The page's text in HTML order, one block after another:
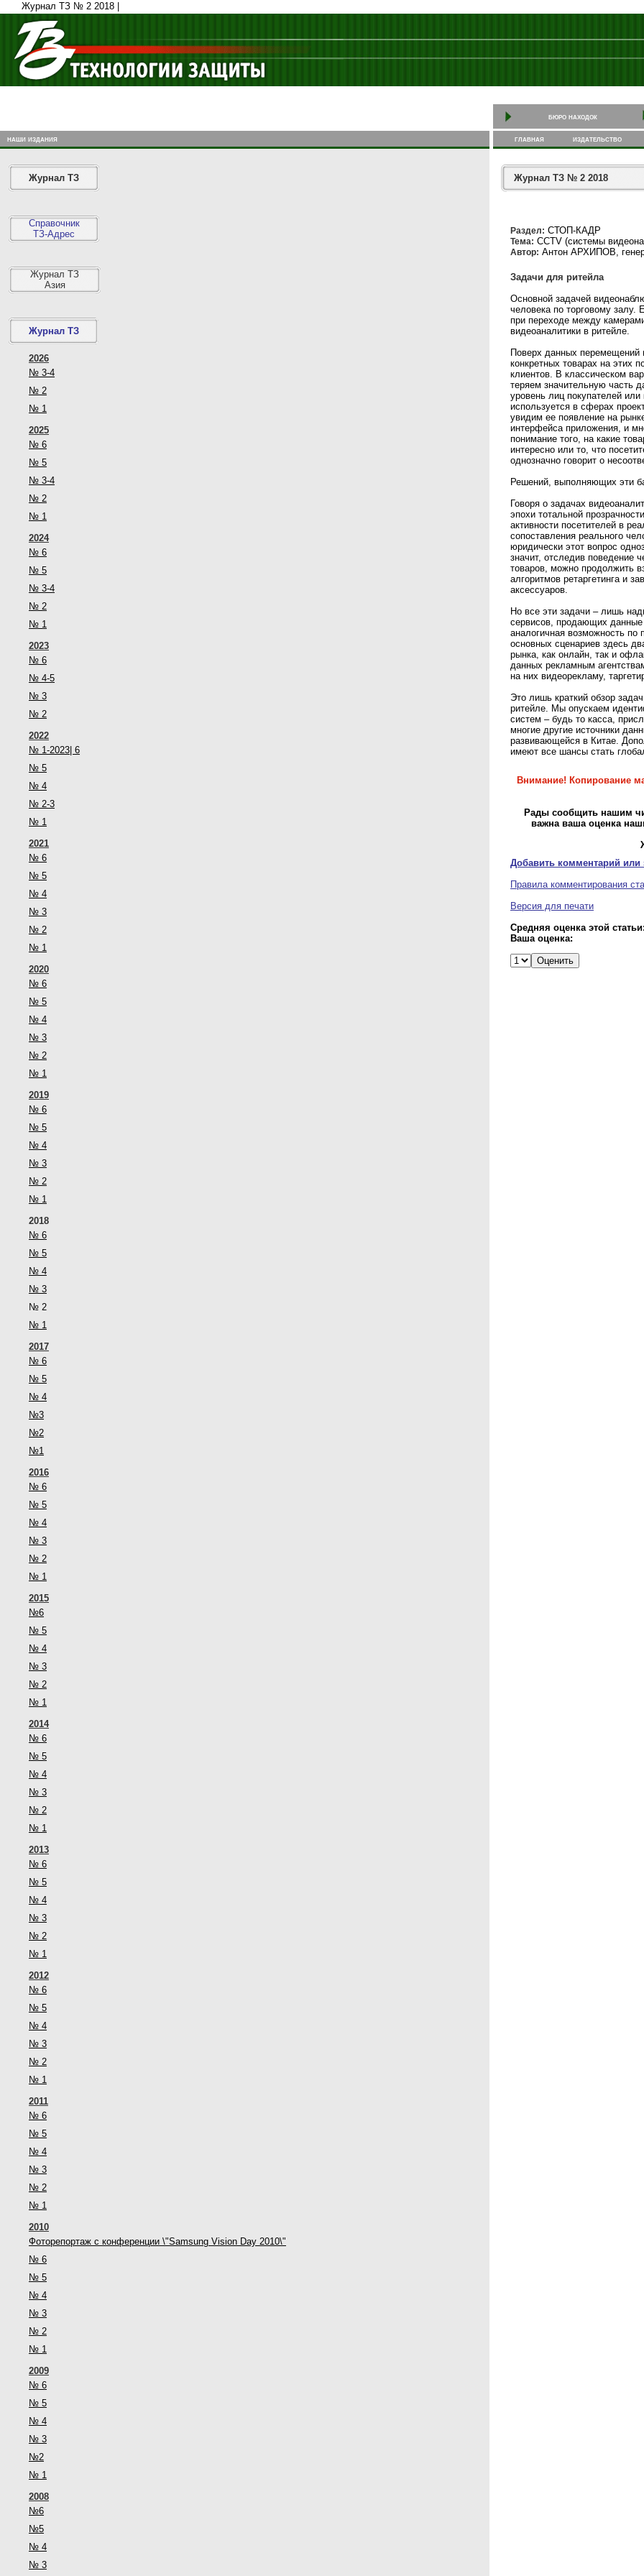
Журнал ТЗ № 2 2018 |
бюро находок
наши издания главная издательство
Журнал ТЗ
Справочник
ТЗ-Адрес
Журнал ТЗ
Азия
Журнал ТЗ
2026
№ 3-4
№ 2
№ 1
2025
№ 6
№ 5
№ 3-4
№ 2
№ 1
2024
№ 6
№ 5
№ 3-4
№ 2
№ 1
2023
№ 6
№ 4-5
№ 3
№ 2
2022
№ 1-2023| 6
№ 5
№ 4
№ 2-3
№ 1
2021
№ 6
№ 5
№ 4
№ 3
№ 2
№ 1
2020
№ 6
№ 5
№ 4
№ 3
№ 2
№ 1
2019
№ 6
№ 5
№ 4
№ 3
№ 2
№ 1
2018
№ 6
№ 5
№ 4
№ 3
№ 2
№ 1
2017
№ 6
№ 5
№ 4
№3
№2
№1
2016
№ 6
№ 5
№ 4
№ 3
№ 2
№ 1
2015
№6
№ 5
№ 4
№ 3
№ 2
№ 1
2014
№ 6
№ 5
№ 4
№ 3
№ 2
№ 1
2013
№ 6
№ 5
№ 4
№ 3
№ 2
№ 1
2012
№ 6
№ 5
№ 4
№ 3
№ 2
№ 1
2011
№ 6
№ 5
№ 4
№ 3
№ 2
№ 1
2010
Фоторепортаж с конференции \"Samsung Vision Day 2010\"
№ 6
№ 5
№ 4
№ 3
№ 2
№ 1
2009
№ 6
№ 5
№ 4
№ 3
№2
№ 1
2008
№6
№5
№ 4
№ 3
Журнал ТЗ № 2 2018
Раздел: СТОП-КАДР
Тема: CCTV (системы
Автор: Антон АРХИПОВ,
Задачи для ритейла
Основной задачей
человека по торговому залу.
при переходе между
видеоаналитики в ритейле.
Поверх данных перемещений
конкретных товарах на этих
клиентов. В классическом
теряем значительную часть
уровень лиц покупателей
используется в сферах
увидим ее появление на
интерфейса приложения, и
понимание того, на какие
интересно или то, что
однозначно говорит о
Решений, выполняющих эти
Говоря о задачах
эпохи тотальной
активности посетителей в
сопоставления реального
юридически этот вопрос
значит, отследив поведение
товаров, можно продолжить
алгоритмов ретаргетинга и
аксессуаров.
Но все эти задачи – лишь
сервисов, продающих данные
аналогичная возможность
основных сценариев здесь
рынка, как онлайн, так и
данных рекламным
на них видеорекламу,
Это лишь краткий обзор
ритейле. Мы опускаем
систем – будь то касса,
многие другие источники
развивающейся в Китае.
имеют все шансы стать
Внимание! Копирование
Рады сообщить нашим
важна ваша оценка
Добавить комментарий или
Правила комментирования
Версия для печати
Средняя оценка этой
Ваша оценка: